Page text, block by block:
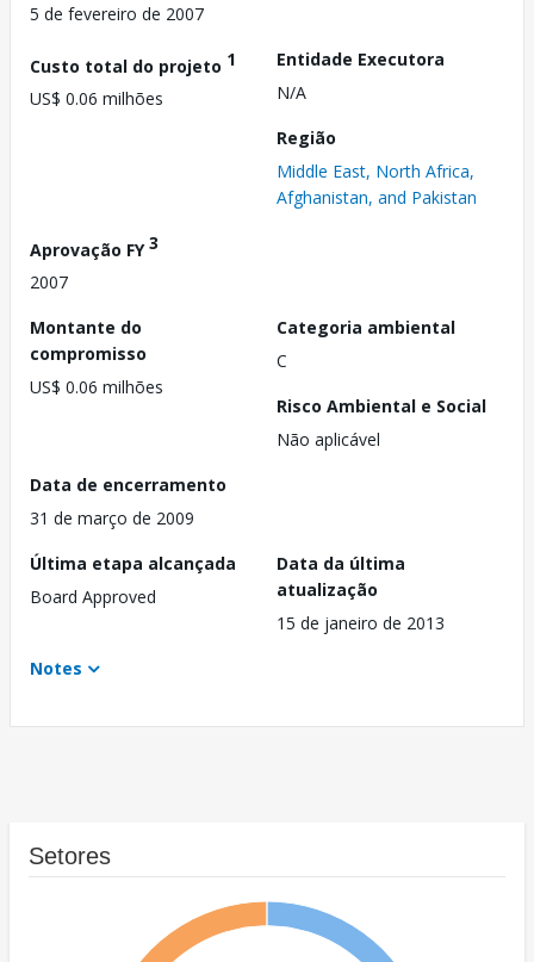
5 de fevereiro de 2007
Custo total do projeto 1
US$ 0.06 milhões
Entidade Executora
N/A
Região
Middle East, North Africa,
Afghanistan, and Pakistan
Aprovação FY3
2007
Montante do
compromisso
US$ 0.06 milhões
Categoria ambiental
C
Risco Ambiental e Social
Não aplicável
Data de encerramento
31 de março de 2009
Última etapa alcançada
Board Approved
Data da última
atualização
15 de janeiro de 2013
Notes
Setores